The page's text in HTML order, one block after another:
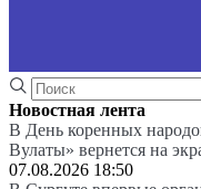
Новостная лента
В День коренных
Вулаты» вернется на
07.08.2026 18:50